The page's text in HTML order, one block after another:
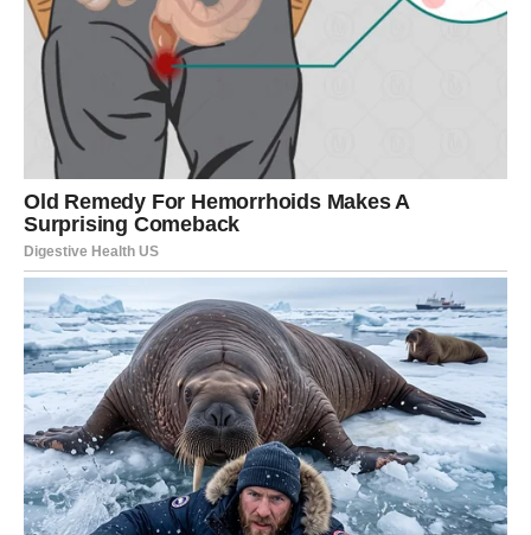
na odmor, na mir i na sreću. Učite da postavite granice.
Učite da kažete „dosta“ bez osećaja krivice.
I upravo tu leži vaša najveća pobeda.
Ovaj period vam donosi unutrašnji mir koji se ne može
kupiti niti odglumiti. To je mir koji dolazi kada znate da ste
dali sve od sebe, ali i kada odlučite da više ne dajete tamo
gde se ne ceni.
Ljudi oko vas će primetiti promenu. Neki će vas gledati sa
divljenjem, jer će videti vašu snagu i stabilnost. Drugi će
možda pokušati da vas vrate na staro – jer su navikli na
vašu dobrotu i spremnost da uvek budete tu.
Ali sada ste drugačiji.